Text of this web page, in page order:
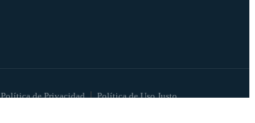
Política de Privacidad Política de Uso Justo